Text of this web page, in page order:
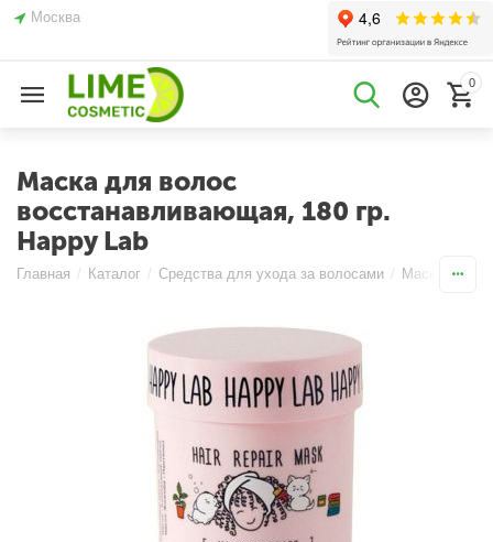
Москва
0
Маска для волос
восстанавливающая, 180 гр.
Happy Lab
Главная / Каталог / Средства для ухода за волосами / Маски /